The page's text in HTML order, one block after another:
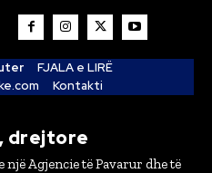
FJALA e LIRË
Kontakti
drejtore
një Agjencie të Pavarur dhe të